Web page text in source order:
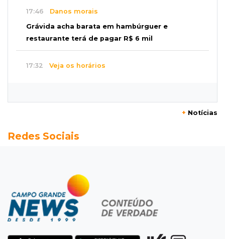
17:46 Danos morais
Grávida acha barata em hambúrguer e
restaurante terá de pagar R$ 6 mil
17:32 Veja os horários
Nova lei pune deepfakes sexuais com crianças
Quatro carros
Idoso sofre mal súbito enquanto dirigia e
provoca engavetamento na Mascarenhas
+ Notícias
Redes Sociais